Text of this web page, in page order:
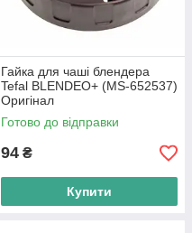
Гайка для чаші блендера
Tefal BLENDEO+ (MS-652537)
Оригінал
Готово до відправки
94 ₴
Купити